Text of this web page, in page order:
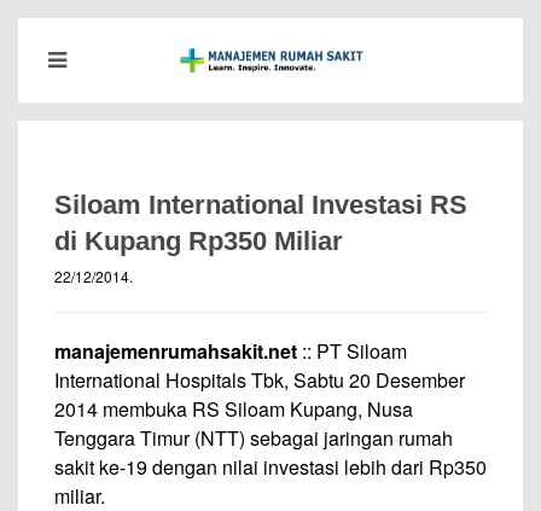
Siloam International Investasi RS
di Kupang Rp350 Miliar
22/12/2014.
manajemenrumahsakit.net :: PT Siloam
International Hospitals Tbk, Sabtu 20 Desember
2014 membuka RS Siloam Kupang, Nusa
Tenggara Timur (NTT) sebagai jaringan rumah
sakit ke-19 dengan nilai investasi lebih dari Rp350
miliar.